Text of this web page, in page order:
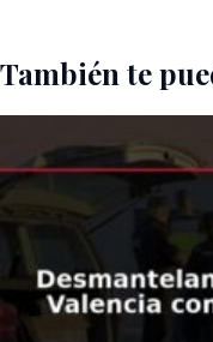
También te